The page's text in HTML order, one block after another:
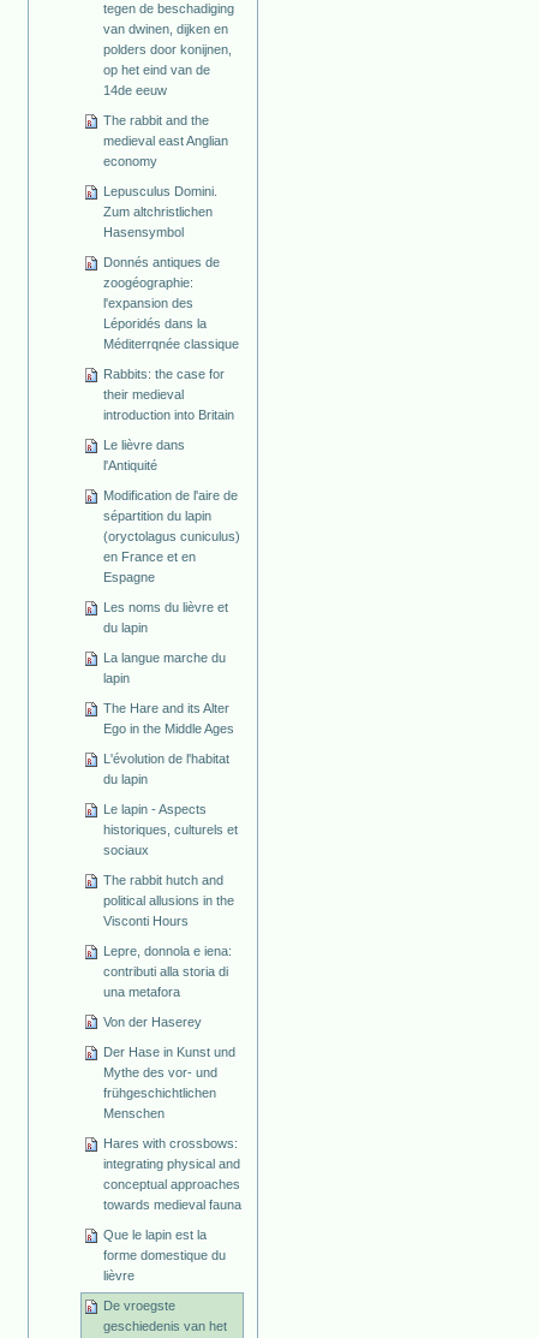
tegen de beschadiging
van dwinen, dijken en
polders door konijnen,
op het eind van de
14de eeuw
The rabbit and the
medieval east Anglian
economy
Lepusculus Domini.
Zum altchristlichen
Hasensymbol
Donnés antiques de
zoogéographie:
l'expansion des
Léporidés dans la
Méditerrqnée classique
Rabbits: the case for
their medieval
introduction into Britain
Le lièvre dans
l'Antiquité
Modification de l'aire de
sépartition du lapin
(oryctolagus cuniculus)
en France et en
Espagne
Les noms du lièvre et
du lapin
La langue marche du
lapin
The Hare and its Alter
Ego in the Middle Ages
L'évolution de l'habitat
du lapin
Le lapin - Aspects
historiques, culturels et
sociaux
The rabbit hutch and
political allusions in the
Visconti Hours
Lepre, donnola e iena:
contributi alla storia di
una metafora
Von der Haserey
Der Hase in Kunst und
Mythe des vor- und
frühgeschichtlichen
Menschen
Hares with crossbows:
integrating physical and
conceptual approaches
towards medieval fauna
Que le lapin est la
forme domestique du
lièvre
De vroegste
geschiedenis van het